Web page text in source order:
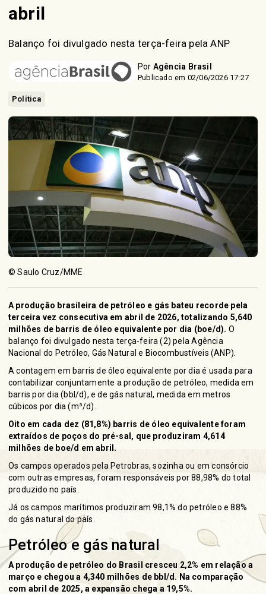
abril
Balanço foi divulgado nesta terça-feira pela ANP
Por Agência Brasil
Publicado em 02/06/2026 17:27
Política
© Saulo Cruz/MME
A produção brasileira de petróleo e gás bateu recorde pela
terceira vez consecutiva em abril de 2026, totalizando 5,640
milhões de barris de óleo equivalente por dia (boe/d). O
balanço foi divulgado nesta terça-feira (2) pela Agência
Nacional do Petróleo, Gás Natural e Biocombustíveis (ANP).
A contagem em barris de óleo equivalente por dia é usada para
contabilizar conjuntamente a produção de petróleo, medida em
barris por dia (bbl/d), e de gás natural, medida em metros
cúbicos por dia (m³/d).
Oito em cada dez (81,8%) barris de óleo equivalente foram
extraídos de poços do pré-sal, que produziram 4,614
milhões de boe/d em abril.
Os campos operados pela Petrobras, sozinha ou em consórcio
com outras empresas, foram responsáveis por 88,98% do total
produzido no país.
Já os campos marítimos produziram 98,1% do petróleo e 88%
do gás natural do país.
Petróleo e gás natural
A produção de petróleo do Brasil cresceu 2,2% em relação a
março e chegou a 4,340 milhões de bbl/d. Na comparação
com abril de 2025, a expansão chega a 19,5%.